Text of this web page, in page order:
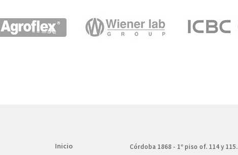
Inicio
Córdoba 1868 - 1º piso of. 114 y 115.